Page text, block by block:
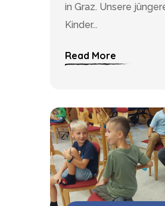
in Graz. Unsere
Kinder...
Read More